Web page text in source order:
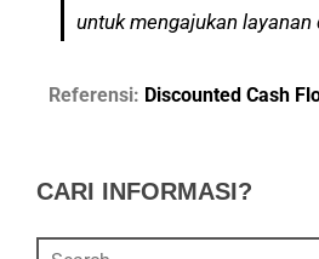
untuk mengajukan layanan
Referensi: Discounted Cash
CARI INFORMASI?